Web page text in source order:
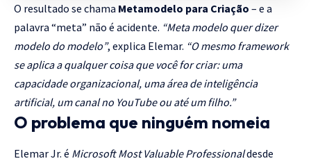
O resultado se chama Metamodelo para Criação – e a
palavra “meta” não é acidente. “Meta modelo quer dizer
modelo do modelo”, explica Elemar. “O mesmo framework
se aplica a qualquer coisa que você for criar: uma
capacidade organizacional, uma área de inteligência
artificial, um canal no YouTube ou até um filho.”
O problema que ninguém nomeia
Elemar Jr. é Microsoft Most Valuable Professionaldesde